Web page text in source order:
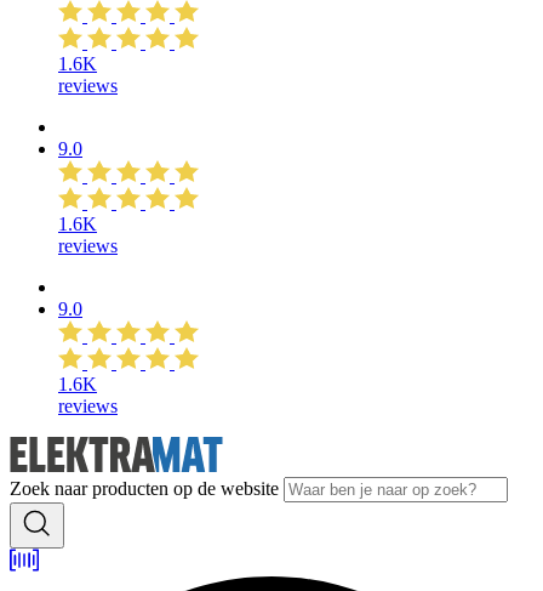
1.6K
reviews
9.0
1.6K
reviews
9.0
1.6K
reviews
Zoek naar producten op de website